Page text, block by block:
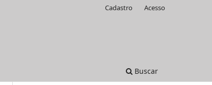
Buscar
Cadastro Acesso